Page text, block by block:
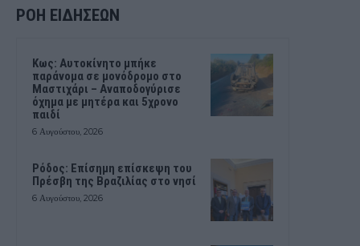
ΡΟΗ ΕΙΔΗΣΕΩΝ
Kως: Αυτοκίνητο μπήκε
παράνομα σε μονόδρομο στο
Μαστιχάρι – Αναποδογύρισε
όχημα με μητέρα και 5χρονο
παιδί
6 Αυγούστου, 2026
Ρόδος: Επίσημη επίσκεψη του
Πρέσβη της Βραζιλίας στο νησί
6 Αυγούστου, 2026